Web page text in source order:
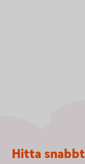
Sidfot
Hitta snabbt